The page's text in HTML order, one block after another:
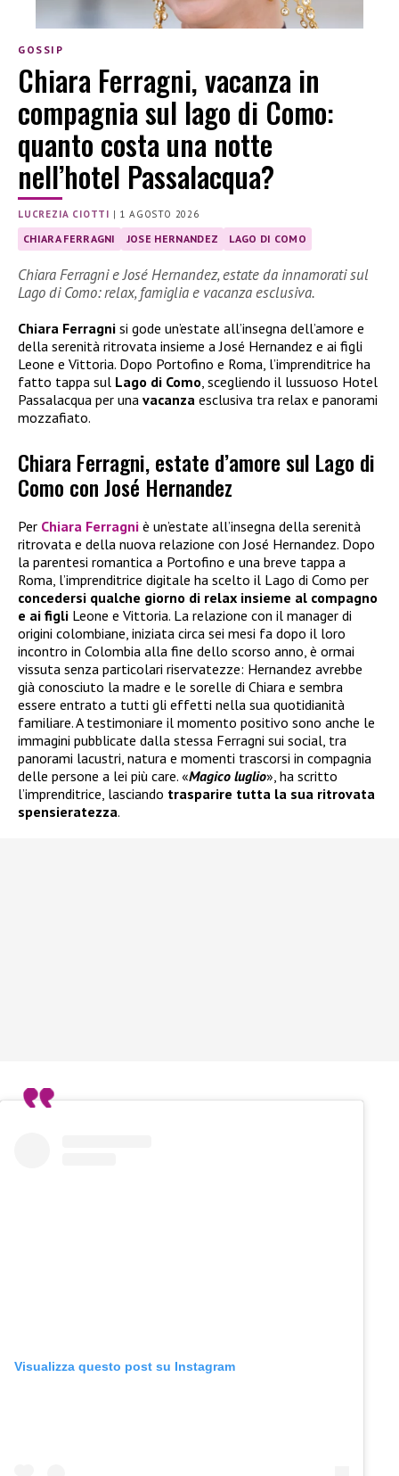
GOSSIP
Chiara Ferragni, vacanza in
compagnia sul lago di Como:
quanto costa una notte
nell’hotel Passalacqua?
LUCREZIA CIOTTI | 1 AGOSTO 2026
CHIARA FERRAGNI JOSE HERNANDEZ LAGO DI COMO
Chiara Ferragni e José Hernandez, estate da innamorati sul
Lago di Como: relax, famiglia e vacanza esclusiva.
Chiara Ferragni si gode un’estate all’insegna dell’amore e
della serenità ritrovata insieme a José Hernandez e ai figli
Leone e Vittoria. Dopo Portofino e Roma, l’imprenditrice ha
fatto tappa sul Lago di Como , scegliendo il lussuoso Hotel
Passalacqua per una vacanza esclusiva tra relax e panorami
mozzafiato.
Chiara Ferragni, estate d’amore sul Lago di
Como con José Hernandez
Per Chiara Ferragni è un’estate all’insegna della serenità
ritrovata e della nuova relazione con José Hernandez. Dopo
la parentesi romantica a Portofino e una breve tappa a
Roma, l’imprenditrice digitale ha scelto il Lago di Como per
concedersi qualche giorno di relax insieme al compagno
e ai figli Leone e Vittoria. La relazione con il manager di
origini colombiane, iniziata circa sei mesi fa dopo il loro
incontro in Colombia alla fine dello scorso anno, è ormai
vissuta senza particolari riservatezze: Hernandez avrebbe
già conosciuto la madre e le sorelle di Chiara e sembra
essere entrato a tutti gli effetti nella sua quotidianità
familiare. A testimoniare il momento positivo sono anche le
immagini pubblicate dalla stessa Ferragni sui social, tra
panorami lacustri, natura e momenti trascorsi in compagnia
delle persone a lei più care. «Magico luglio», ha scritto
l’imprenditrice, lasciando trasparire tutta la sua ritrovata
spensieratezza.
Visualizza questo post su Instagram